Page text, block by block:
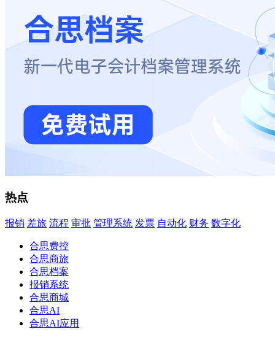
热点
报销 差旅 流程 审批 管理系统 发票 自动化 财务 数字化
合思费控
合思商旅
合思档案
报销系统
合思商城
合思AI
合思AI应用